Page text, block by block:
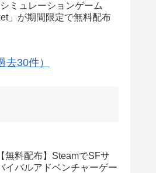
ミュレーションゲーム
」が期間限定で無料配布
去30件）
【無料配布】SteamでSFサ
イバルアドベンチャーゲー